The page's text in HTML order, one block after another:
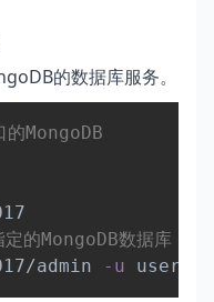
的数据库服务。
MongoDB
的MongoDB数据库
admin -u user